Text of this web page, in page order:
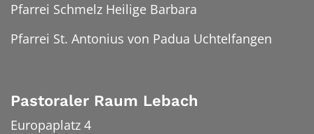
Pfarrei Schmelz Heilige Barbara
Pfarrei St. Antonius von Padua Uchtelfangen
Pastoraler Raum Lebach
Europaplatz 4